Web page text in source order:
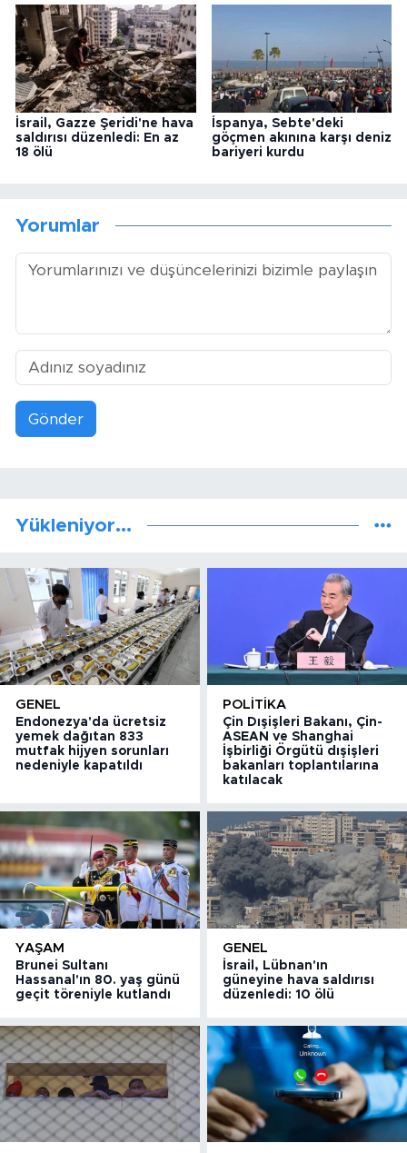
İsrail, Gazze Şeridi'ne hava
saldırısı düzenledi: En az
18 ölü
İspanya, Sebte'deki
göçmen akınına karşı deniz
bariyeri kurdu
Yorumlar
Gönder
Yükleniyor...
GENEL
Endonezya'da ücretsiz
yemek dağıtan 833
mutfak hijyen sorunları
nedeniyle kapatıldı
POLITIKA
Çin Dışişleri Bakanı, Çin-
ASEAN ve Shanghai
İşbirliği Örgütü dışişleri
bakanları toplantılarına
katılacak
YAŞAM
Brunei Sultanı
Hassanal'ın 80. yaş günü
geçit töreniyle kutlandı
GENEL
İsrail, Lübnan'ın
güneyine hava saldırısı
düzenledi: 10 ölü